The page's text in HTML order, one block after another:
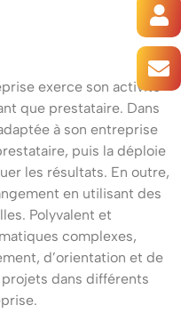
exerce son activité
que prestataire. Dans
à son entreprise
puis la déploie
les résultats. En outre,
en utilisant des
Polyvalent et
complexes,
d’orientation et de
dans différents